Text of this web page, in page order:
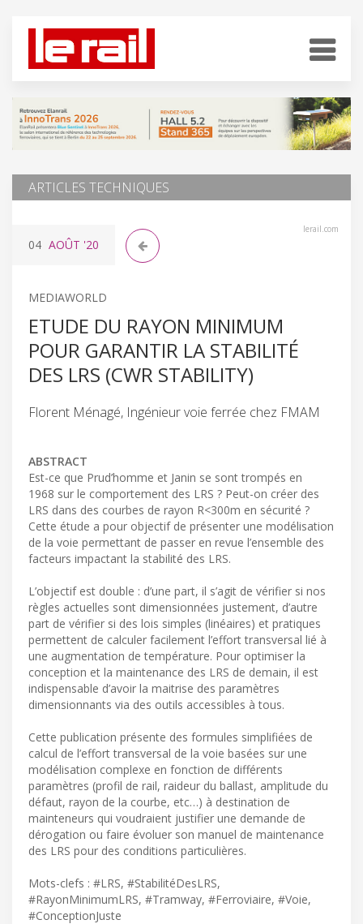
ARTICLES TECHNIQUES
lerail.com
04 AOÛT '20
MEDIAWORLD
ETUDE DU RAYON MINIMUM
POUR GARANTIR LA STABILITÉ
DES LRS (CWR STABILITY)
Florent Ménagé, Ingénieur voie ferrée chez FMAM
ABSTRACT
Est-ce que Prud’homme et Janin se sont trompés en
1968 sur le comportement des LRS ? Peut-on créer des
LRS dans des courbes de rayon R<300m en sécurité ?
Cette étude a pour objectif de présenter une modélisation
de la voie permettant de passer en revue l’ensemble des
facteurs impactant la stabilité des LRS.
L’objectif est double : d’une part, il s’agit de vérifier si nos
règles actuelles sont dimensionnées justement, d’autre
part de vérifier si des lois simples (linéaires) et pratiques
permettent de calculer facilement l’effort transversal lié à
une augmentation de température. Pour optimiser la
conception et la maintenance des LRS de demain, il est
indispensable d’avoir la maitrise des paramètres
dimensionnants via des outils accessibles à tous.
Cette publication présente des formules simplifiées de
calcul de l’effort transversal de la voie basées sur une
modélisation complexe en fonction de différents
paramètres (profil de rail, raideur du ballast, amplitude du
défaut, rayon de la courbe, etc…) à destination de
mainteneurs qui voudraient justifier une demande de
dérogation ou faire évoluer son manuel de maintenance
des LRS pour des conditions particulières.
Mots-clefs : #LRS, #StabilitéDesLRS,
#RayonMinimumLRS, #Tramway, #Ferroviaire, #Voie,
#ConceptionJuste